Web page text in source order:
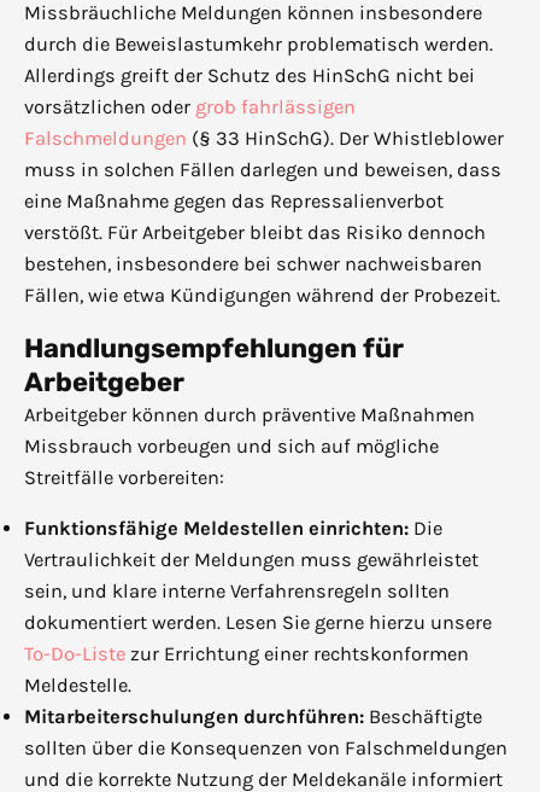
Missbräuchliche Meldungen können insbesondere
durch die Beweislastumkehr problematisch werden.
Allerdings greift der Schutz des HinSchG nicht bei
vorsätzlichen oder grob fahrlässigen
Falschmeldungen (§ 33 HinSchG). Der Whistleblower
muss in solchen Fällen darlegen und beweisen, dass
eine Maßnahme gegen das Repressalienverbot
verstößt. Für Arbeitgeber bleibt das Risiko dennoch
bestehen, insbesondere bei schwer nachweisbaren
Fällen, wie etwa Kündigungen während der Probezeit.
Handlungsempfehlungen für
Arbeitgeber
Arbeitgeber können durch präventive Maßnahmen
Missbrauch vorbeugen und sich auf mögliche
Streitfälle vorbereiten:
Funktionsfähige Meldestellen einrichten: Die
Vertraulichkeit der Meldungen muss gewährleistet
sein, und klare interne Verfahrensregeln sollten
dokumentiert werden. Lesen Sie gerne hierzu unsere
To-Do-Liste zur Errichtung einer rechtskonformen
Meldestelle.
Mitarbeiterschulungen durchführen: Beschäftigte
sollten über die Konsequenzen von Falschmeldungen
und die korrekte Nutzung der Meldekanäle informiert